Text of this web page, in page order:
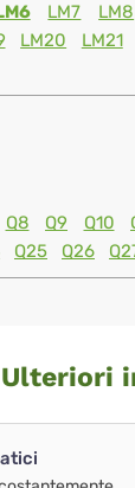
LM7 LM8
LM20 LM21
Q8 Q9 Q10
Q25 Q26
Ulteriori